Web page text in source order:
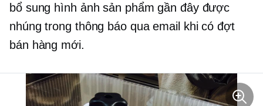
bổ sung hình ảnh sản phẩm gần đây được
nhúng trong thông báo qua email khi có đợt
bán hàng mới.